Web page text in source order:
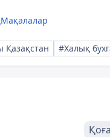
Мақалалар
#Халық